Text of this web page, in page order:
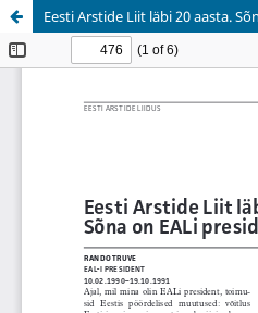
Eesti Arstide Liit läbi 20 aasta.